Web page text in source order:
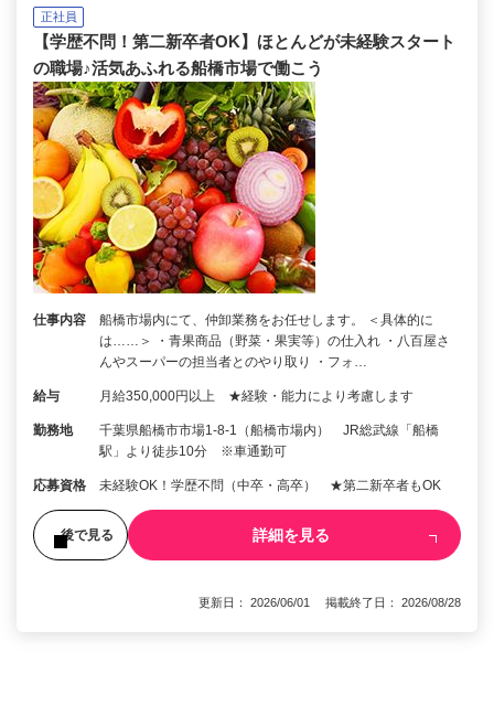
正社員
【学歴不問！第二新卒者OK】ほとんどが未経験スタート
の職場♪活気あふれる船橋市場で働こう
仕事内容
船橋市場内にて、仲卸業務をお任せします。 ＜具体的に
は……＞ ・青果商品（野菜・果実等）の仕入れ ・八百屋さ
んやスーパーの担当者とのやり取り ・フォ…
給与 月給350,000円以上 ★経験・能力により考慮します
勤務地
千葉県船橋市市場1-8-1（船橋市場内） JR総武線「船橋
駅」より徒歩10分 ※車通勤可
応募資格 未経験OK！学歴不問（中卒・高卒） ★第二新卒者もOK
後で見る 詳細を見る
更新日： 2026/06/01 掲載終了日： 2026/08/28